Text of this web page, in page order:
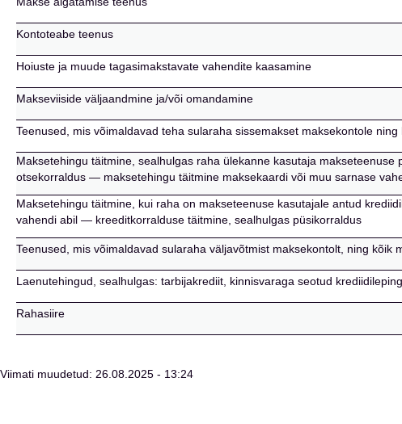
Kontoteabe teenus
Hoiuste ja muude tagasimakstavate vahendite kaasamine
Makseviiside väljaandmine ja/või omandamine
Teenused, mis võimaldavad teha sularaha sissemakset maksekontole
Maksetehingu täitmine, sealhulgas raha ülekanne kasutaja
otsekorraldus — maksetehingu täitmine maksekaardi või muu sarnase
Maksetehingu täitmine, kui raha on makseteenuse kasutajale antud
vahendi abil — kreeditkorralduse täitmine, sealhulgas püsikorraldus
Teenused, mis võimaldavad sularaha väljavõtmist maksekontolt, ning kõik
Laenutehingud, sealhulgas: tarbijakrediit, kinnisvaraga seotud
Rahasiire
Viimati muudetud: 26.08.2025 - 13:24